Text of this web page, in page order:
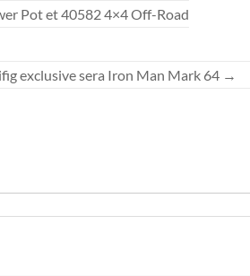
Pot et 40582 4×4 Off-Road
exclusive sera Iron Man Mark 64 →